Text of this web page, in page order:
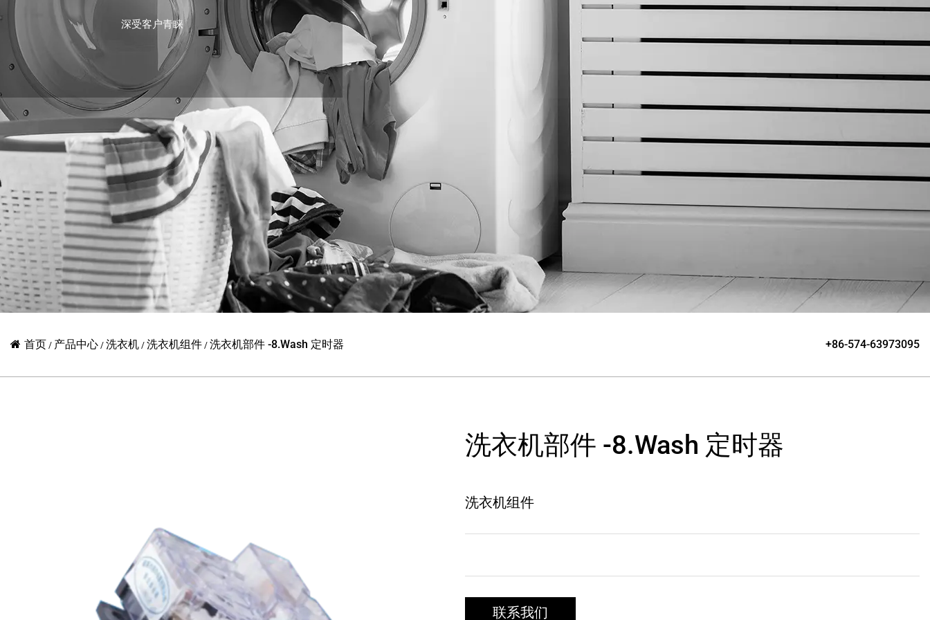
深受客户青睐
首页 / 产品中心 / 洗衣机 / 洗衣机组件 / 洗衣机部件 -8.Wash 定时器 +86-574-63973095
洗衣机部件 -8.Wash 定时器
洗衣机组件
联系我们